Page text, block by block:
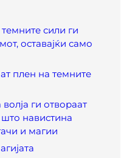
сили ги
оставајќи само
плен на темните
ги отвораат
што навистина
и магии